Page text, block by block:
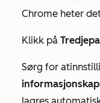
Chrome heter
Klikk på
Sørg for at